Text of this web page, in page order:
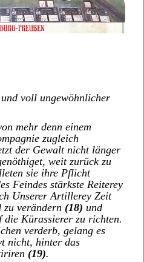
voll ungewöhnlicher
mehr denn einem
zugleich
der Gewalt nicht länger
weit zurück zu
sie ihre Pflicht
Feindes stärkste Reiterey
Unserer Artillerey Zeit
zu verändern (18) und
die Kürassierer zu richten.
verderb, gelang es
nicht, hinter das
(19).